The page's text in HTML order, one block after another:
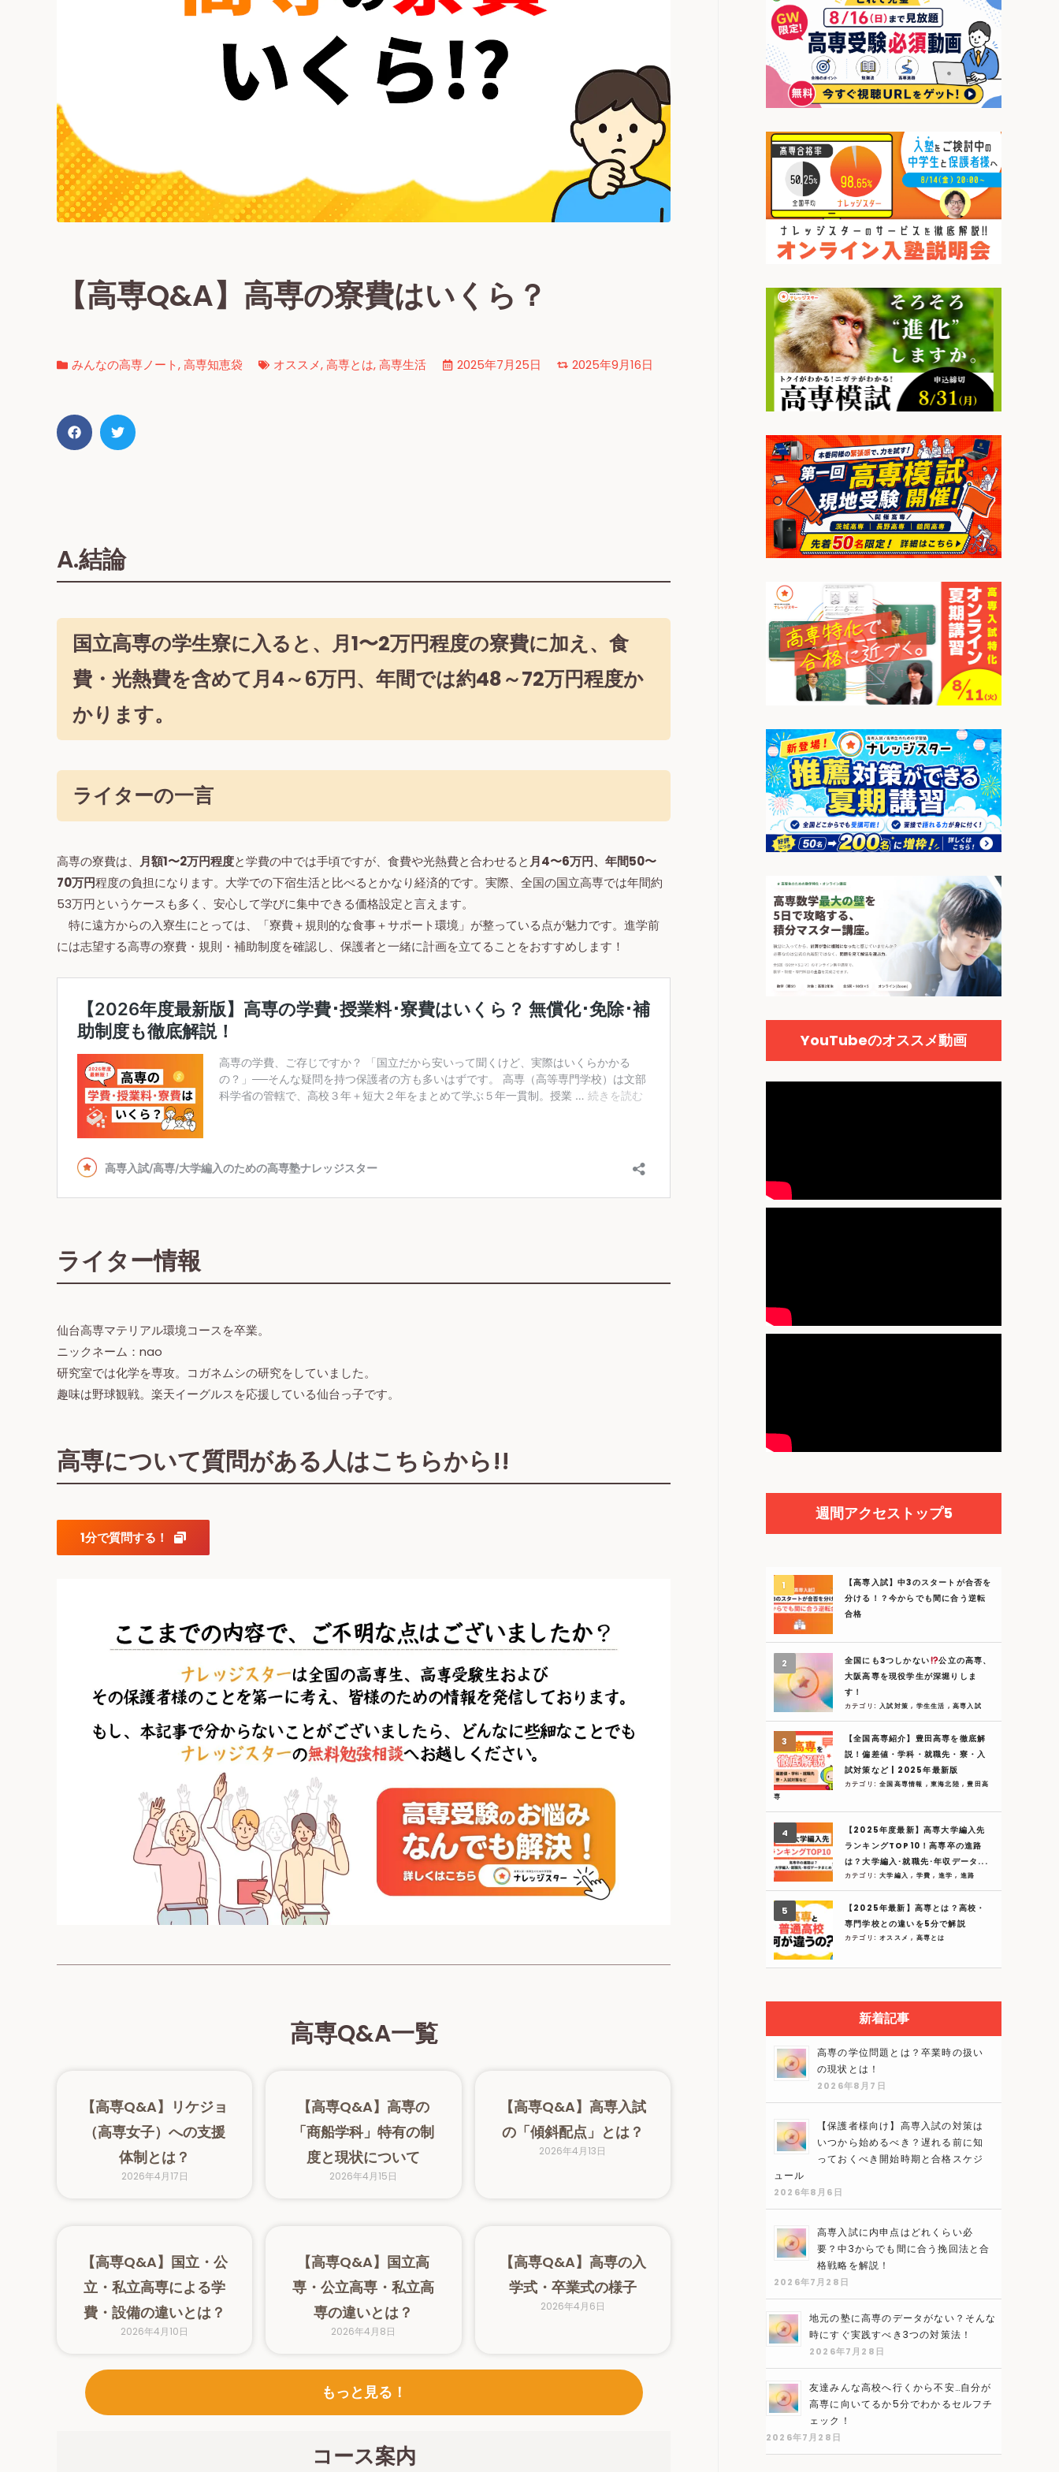
【高専Q&A】高専の寮費はいくら？
みんなの高専ノート,高専知恵袋 オススメ,高専とは,高専生活 2025年7月25日 2025年9月16日
A.結論
国立高専の学生寮に入ると、 月1〜2万円程度の寮費に加え、食
費・光熱費を含めて月4～6万円、年間では約48～72万円程度か
かります。
ライターの一言
高専の寮費は、 月額1〜2万円程度と学費の中では手頃ですが、食費や光熱費と合わせると 月4〜6万円、年間50〜
70万円程度の負担になります。大学での下宿生活と比べるとかなり経済的です。実際、全国の国立高専では年間約
53万円というケースも多く、安心して学びに集中できる価格設定と言えます。
特に遠方からの入寮生にとっては、「寮費＋規則的な食事＋サポート環境」が整っている点が魅力です。進学前
には志望する高専の寮費・規則・補助制度を確認し、保護者と一緒に計画を立てることをおすすめします！
ライター情報
仙台高専マテリアル環境コースを卒業。
ニックネーム：nao
研究室では化学を専攻。コガネムシの研究をしていました。
趣味は野球観戦。楽天イーグルスを応援している仙台っ子です。
高専について質問がある人はこちらから!!
1分で質問する！
高専Q&A一覧
【高専Q&A】リケジョ
（高専女子）への支援
体制とは？
2026年4月17日
【高専Q&A】高専の
「商船学科」特有の制
度と現状について
2026年4月15日
【高専Q&A】高専入試
の「傾斜配点」とは？
2026年4月13日
【高専Q&A】国立・公
立・私立高専による学
費・設備の違いとは？
2026年4月10日
【高専Q&A】国立高
専・公立高専・私立高
専の違いとは？
2026年4月8日
【高専Q&A】高専の入
学式・卒業式の様子
2026年4月6日
もっと見る！
コース案内
YouTubeのオススメ動画
週間アクセストップ5
【高専入試】中3のスタートが合否を
分ける！？今からでも間に合う逆転
合格
全国にも3つしかない
公立の高専、
大阪高専を現役学生が深堀りしま
す！
カテゴリ: 入試対策, 学生生活 ,高専入試
【全国高専紹介】豊田高専を徹底解
説！偏差値・学科・就職先・寮・入
試対策など | 2025年最新版
カテゴリ:全国高専情報 ,東海北陸,豊田高
専
【2025年度最新】高専大学編入先
ランキングTOP10！高専卒の進路
は？大学編入･就職先･年収データ...
カテゴリ:大学編入, 学費, 進学, 進路
【2025年最新】高専とは？高校・
専門学校との違いを5分で解説
カテゴリ:オススメ, 高専とは
新着記事
高専の学位問題とは？卒業時の扱い
の現状とは！
2026年8月7日
【保護者様向け】高専入試の対策は
いつから始めるべき？遅れる前に知
っておくべき開始時期と合格スケジ
ュール
2026年8月6日
高専入試に内申点はどれくらい必
要？中3からでも間に合う挽回法と合
格戦略を解説！
2026年7月28日
地元の塾に高専のデータがない？そんな
時にすぐ実践すべき3つの対策法！
2026年7月28日
友達みんな高校へ行くから不安…自分が
高専に向いてるか5分でわかるセルフチ
ェック！
2026年7月28日